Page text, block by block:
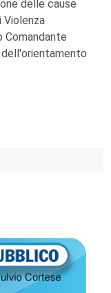
delle cause
Violenza
Comandante
dell'orientamento